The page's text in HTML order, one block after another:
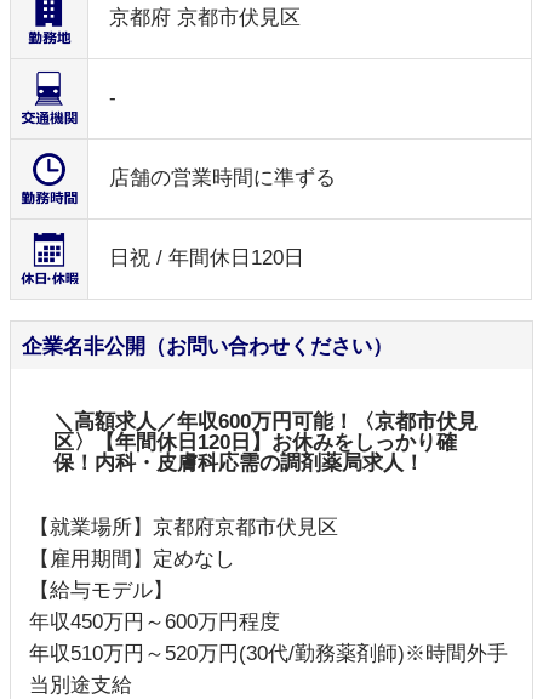
京都府 京都市伏見区
-
店舗の営業時間に準ずる
日祝 / 年間休日120日
企業名非公開（お問い合わせください）
＼高額求人／年収600万円可能！〈京都市伏見
区〉【年間休日120日】お休みをしっかり確
保！内科・皮膚科応需の調剤薬局求人！
【就業場所】京都府京都市伏見区
【雇用期間】定めなし
【給与モデル】
年収450万円～600万円程度
年収510万円～520万円(30代/勤務薬剤師)※時間外手
当別途支給